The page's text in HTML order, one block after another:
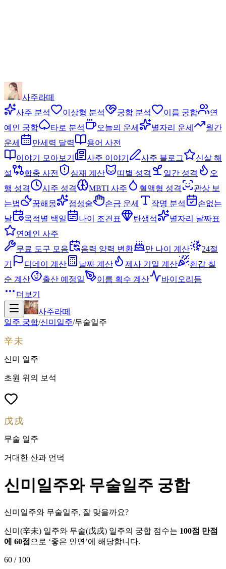
사주라떼
사주 분석
이상형 분석 궁합 분석 이름 궁합
연
예인 궁합
타로 분석 오늘의 운세 별자리 운세
월간
운세
만세력 달력
용어 사전
이야기 모아보기
사주 이야기 사주 블로그
신살 해
설
합충 사전 삼재 계산 띠별 성격 일간 성격
오
행 성격
시주 성격 MBTI 사주 혈액형 성격
관상 보
는법
꿈해몽 점성술 손금 운세 작명 분석
손없는
날
목적별 택일 나이 조견표 탄생석
별자리 날짜표
연예인 사주
무료 도구 모음
음력 양력 변환 만 나이 계산
24절
기
디데이 계산 날짜 계산 제사 기일 계산
환갑 칠
순 계산
출산 예정일 이름 획수 계산
바이오리듬
더보기
사주라떼
일주 궁합/신미 일주/무술일주
辛未
신미 일주
초원 위의 보석
戊戌
무술 일주
거대한 산과 언덕
신미일주와 무술일주 궁합
신미일주와 무술일주, 잘 맞을까요?
신미 (辛未) 일주와 무술(戊戌) 일주의 궁합 점수는 100점 만점
에 60점 으로 ‘좋은 인연 ’에 해당합니다.
60 / 100